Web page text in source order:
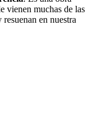
vienen muchas de las
en nuestra